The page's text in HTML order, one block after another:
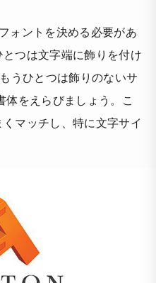
ォントを決める必要があ
つは文字端に飾りを付け
うひとつは飾りのないサ
をえらびましょう。こ
マッチし、特に文字サイ